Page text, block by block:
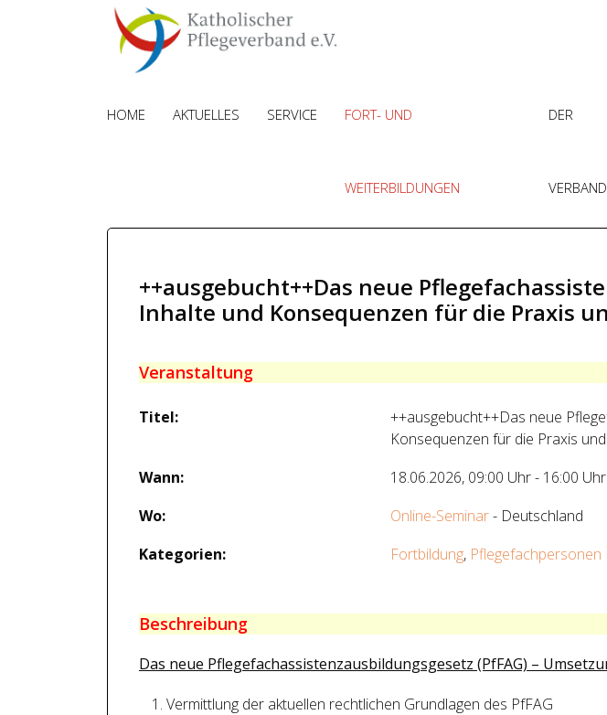
HOME AKTUELLES SERVICE FORT- UND
WEITERBILDUNGEN
DER
VERBAND
++ausgebucht++Das neue
Inhalte und Konsequenzen für die Praxis
Veranstaltung
Titel:
++ausgebucht++Das neue
Konsequenzen für die Praxis
Wann:
18.06.2026, 09:00 Uhr- 16:00 Uhr
Wo:
Online-Seminar- Deutschland
Kategorien:
Fortbildung, Pflegefachpersonen
Beschreibung
Das neue Pflegefachassistenzausbildungsgesetz (PfFAG) –
Vermittlung der aktuellen rechtlichen Grundlagen des PfFAG